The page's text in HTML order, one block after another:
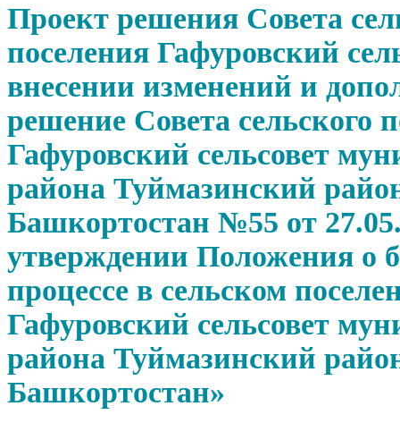
Проект решения Совета
поселения Гафуровский
внесении изменений и
решение Совета сельского
Гафуровский сельсовет
района Туймазинский
Башкортостан №55 от
утверждении Положения о
процессе в сельском
Гафуровский сельсовет
района Туймазинский
Башкортостан»